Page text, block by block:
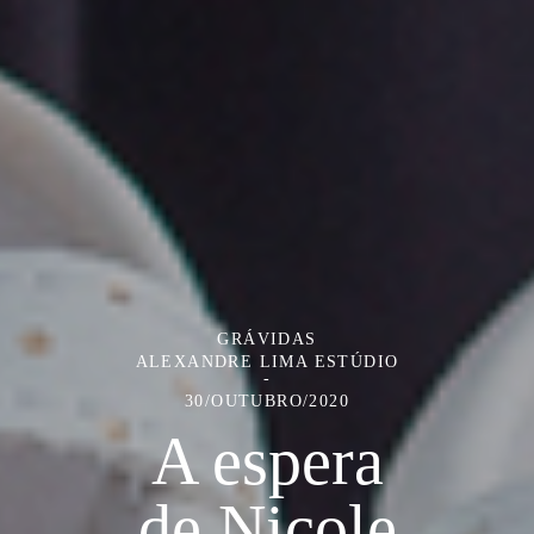
GRÁVIDAS
ALEXANDRE LIMA ESTÚDIO
30/OUTUBRO/2020
A espera